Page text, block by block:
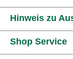
Hinweis zu
Shop Service